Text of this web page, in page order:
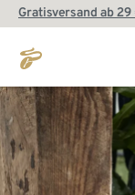
Gratisversand ab